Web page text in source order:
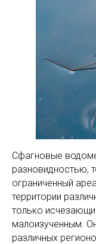
Сфагновые
разновидностью,
ограниченный
территории
только
малоизученным.
различных